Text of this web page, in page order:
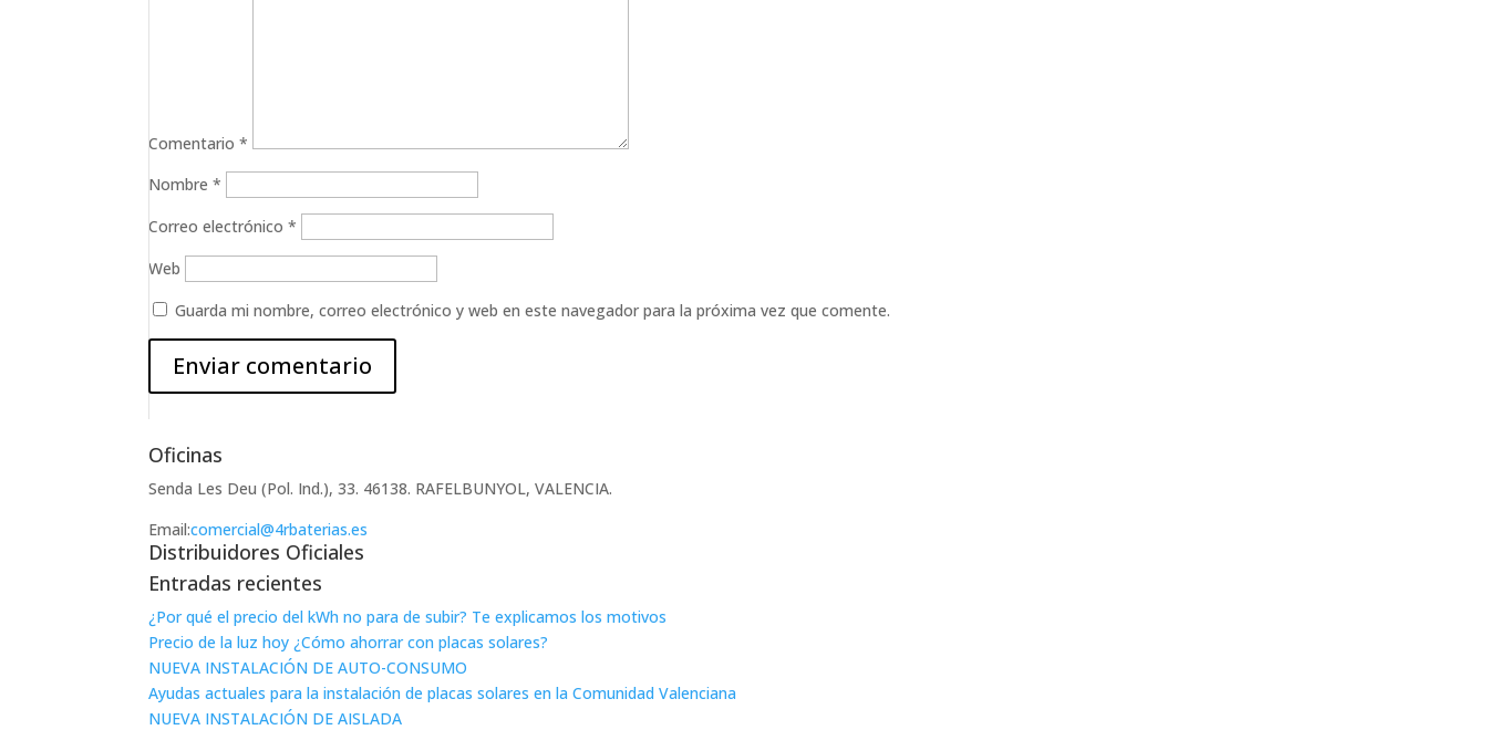
Comentario*
Nombre*
Correo electrónico*
Web
Guarda mi nombre, correo electrónico y web en este navegador para la próxima vez que comente.
Oficinas
Senda Les Deu (Pol. Ind.), 33. 46138. RAFELBUNYOL, VALENCIA.
Email:comercial@4rbaterias.es
Distribuidores Oficiales
Entradas recientes
¿Por qué el precio del kWh no para de subir? Te explicamos los motivos
Precio de la luz hoy ¿Cómo ahorrar con placas solares?
NUEVA INSTALACIÓN DE AUTO-CONSUMO
Ayudas actuales para la instalación de placas solares en la Comunidad Valenciana
NUEVA INSTALACIÓN DE AISLADA